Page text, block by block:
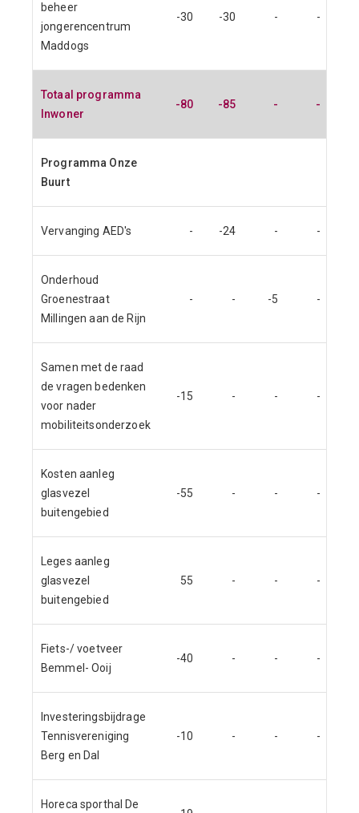
beheer
jongerencentrum
Maddogs
-30 -30 - -
Totaal programma
Inwoner
-80 -85 - -
Programma Onze
Buurt
Vervanging AED's - -24 - -
Onderhoud
Groenestraat
Millingen aan de Rijn
- - -5 -
Samen met de raad
de vragen bedenken
voor nader
mobiliteitsonderzoek
-15 - - -
Kosten aanleg
glasvezel
buitengebied
-55 - - -
Leges aanleg
glasvezel
buitengebied
55 - - -
Fiets-/ voetveer
Bemmel- Ooij
-40 - - -
Investeringsbijdrage
Tennisvereniging
Berg en Dal
-10 - - -
Horeca sporthal De